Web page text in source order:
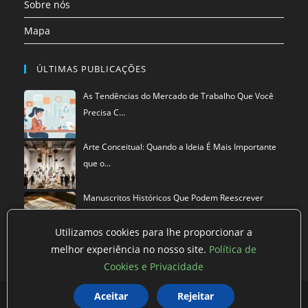
Sobre nós
Mapa
ÚLTIMAS PUBLICAÇÕES
As Tendências do Mercado de Trabalho Que Você
Precisa C…
Arte Conceitual: Quando a Ideia É Mais Importante
que o…
Manuscritos Históricos Que Podem Reescrever
Política de privacidade Termos de Uso Exclusão de Dados
Utilizamos cookies para lhe proporcionar a
melhor experiência no nosso site. Política de
Cookies e Privacidade
Aceitar Rejeitar